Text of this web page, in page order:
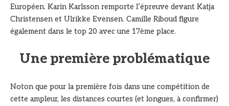
Européen. Karin Karlsson remporte l’épreuve devant Katja
Christensen et Ulrikke Evensen. Camille Riboud figure
également dans le top 20 avec une 17ème place.
Une première problématique
Noton que pour la première fois dans une compétition de
cette ampleur, les distances courtes (et longues, à confirmer)